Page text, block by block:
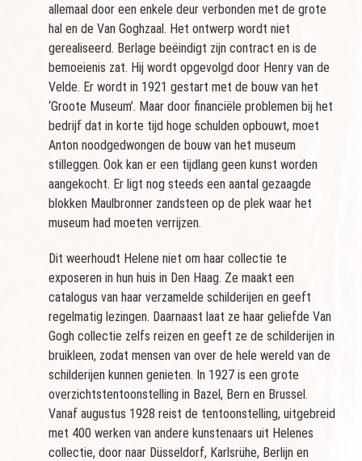
allemaal door een enkele deur verbonden met de grote
hal en de Van Goghzaal. Het ontwerp wordt niet
gerealiseerd. Berlage beëindigt zijn contract en is de
bemoeienis zat. Hij wordt opgevolgd door Henry van de
Velde. Er wordt in 1921 gestart met de bouw van het
‘Groote Museum’. Maar door financiële problemen bij het
bedrijf dat in korte tijd hoge schulden opbouwt, moet
Anton noodgedwongen de bouw van het museum
stilleggen. Ook kan er een tijdlang geen kunst worden
aangekocht. Er ligt nog steeds een aantal gezaagde
blokken Maulbronner zandsteen op de plek waar het
museum had moeten verrijzen.
Dit weerhoudt Helene niet om haar collectie te
exposeren in hun huis in Den Haag. Ze maakt een
catalogus van haar verzamelde schilderijen en geeft
regelmatig lezingen. Daarnaast laat ze haar geliefde Van
Gogh collectie zelfs reizen en geeft ze de schilderijen in
bruikleen, zodat mensen van over de hele wereld van de
schilderijen kunnen genieten. In 1927 is een grote
overzichtstentoonstelling in Bazel, Bern en Brussel.
Vanaf augustus 1928 reist de tentoonstelling, uitgebreid
met 400 werken van andere kunstenaars uit Helenes
collectie, door naar Düsseldorf, Karlsrühe, Berlijn en